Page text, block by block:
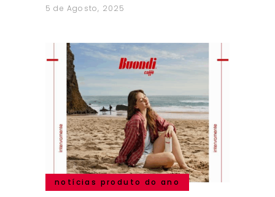
5 de Agosto, 2025
notícias produto do ano